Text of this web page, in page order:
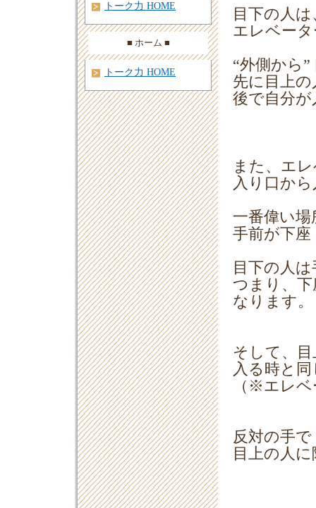
目下の人
エレベー
“外側から
先に目上
後で自分
また、エ
入り口か
一番偉い
手前が下
目下の人
つまり、
なります。
そして、
入る時と
（※エレ
反対の手
目上の人
トーク力 HOME
■ ホーム ■
トーク力 HOME